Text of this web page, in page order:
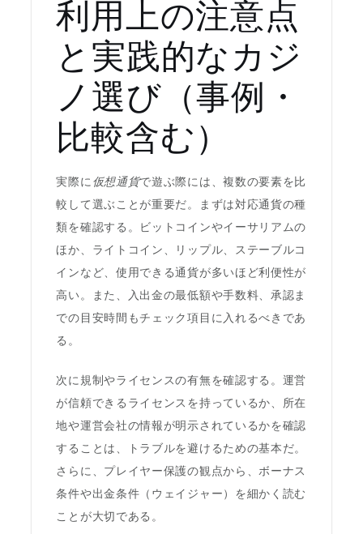
利用上の注意点
と実践的なカジ
ノ選び（事例・
比較含む）
実際に仮想通貨で遊ぶ際には、複数の要素を比
較して選ぶことが重要だ。まずは対応通貨の種
類を確認する。ビットコインやイーサリアムの
ほか、ライトコイン、リップル、ステーブルコ
インなど、使用できる通貨が多いほど利便性が
高い。また、入出金の最低額や手数料、承認ま
での目安時間もチェック項目に入れるべきであ
る。
次に規制やライセンスの有無を確認する。運営
が信頼できるライセンスを持っているか、所在
地や運営会社の情報が明示されているかを確認
することは、トラブルを避けるための基本だ。
さらに、プレイヤー保護の観点から、ボーナス
条件や出金条件（ウェイジャー）を細かく読む
ことが大切である。